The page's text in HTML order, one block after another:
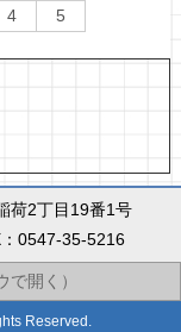
4 5
荷2丁目19番1号
0547-35-5216
開く）
Reserved.